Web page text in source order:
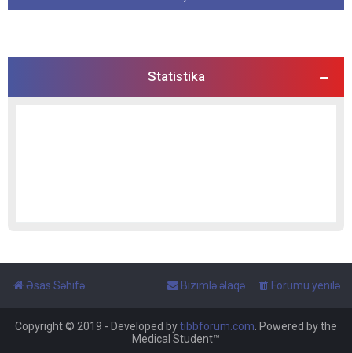
Statistika
Əsas Səhifə Forumu yenilə
Bizimlə əlaqə
Copyright © 2019 - Developed bytibbforum.com . Powered by the
Medical Student™